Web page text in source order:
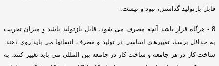
قابل بازتولید گذاشتن، نبود و نیست
8 -
هرگاه قرار باشد آنچه مصرف می شود، قابل بازتولید باشد و میزان تخریب
به حداقل برسد، تغییرهای اساسی در تولید و مصرف انسانها می باید روی دهند :
ساخت کار در هر جامعه و ساخت کار در جامعه بین المللی می باید تغییر کنند
به